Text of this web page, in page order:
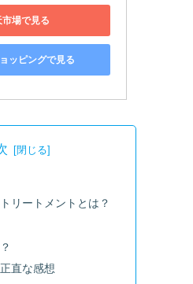
市場で見る
ッピングで見る
リートメントとは？
直な感想